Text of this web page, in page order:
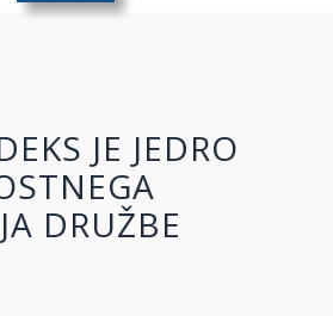
JE JEDRO
DRUŽBE